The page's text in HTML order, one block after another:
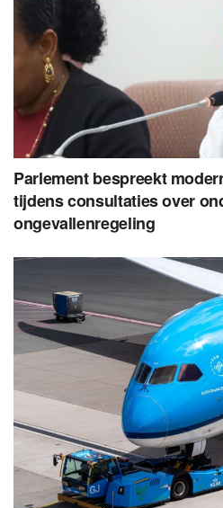
Parlement bespreekt
tijdens consultaties over
ongevallenregeling